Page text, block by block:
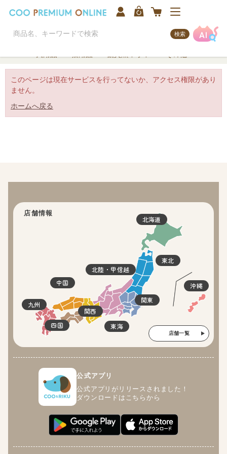
検索
このページは現在サービスを行ってないか、アクセス権限があり
ません。
ホームへ戻る
店舗情報
北海道
東北
関東
北陸・甲信越
東海
関西
四国
中国
九州
沖縄
店舗一覧
公式アプリ
公式アプリがリリースされました！
ダウンロードはこちらから